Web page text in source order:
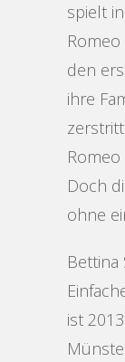
spielt
den
ihre
Doch
ohne
Bettina
ist